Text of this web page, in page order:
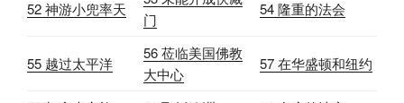
52 神游小兜率天
门
54 隆重的法会
55 越过太平洋
56 莅临美国佛教
大中心
57 在华盛顿和纽约